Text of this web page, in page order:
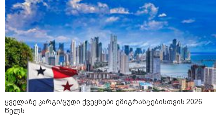
15:17 / 06-08-2026
შემოსავლების სამსახურში
აზერბაიჯანული მედიის მიერ
გავრცელებულ ინფორმაციას
პასუხობენ
13:39 / 06-08-2026
ბაქომ საქართველოს საგარეო
უწყებას დიპლომატური ნოტა
გაუგზავნა - მიზეზი
ყველაზე კარგი/ცუდი ქვეყნები ემიგრანტებისთვის 2026
წელს